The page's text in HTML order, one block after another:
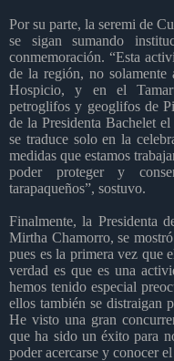
Por su parte, la seremi de
se sigan sumando
conmemoración. “Esta
de la región, no
Hospicio, y en el
petroglifos y geoglifos de
de la Presidenta Bachelet
se traduce solo en la
medidas que estamos
poder proteger y
tarapaqueños”, sostuvo.
Finalmente, la Presidenta
Mirtha Chamorro, se
pues es la primera vez que
verdad es que es una
hemos tenido especial
ellos también se distraigan
He visto una gran
que ha sido un éxito para
poder acercarse y conocer